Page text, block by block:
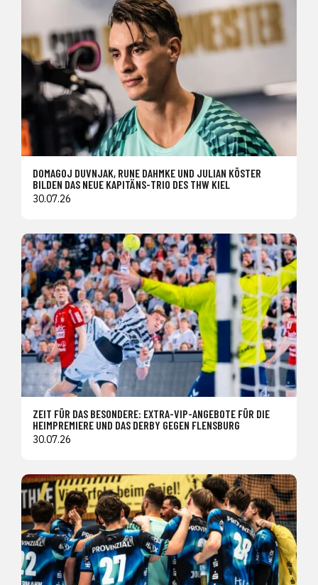
DOMAGOJ DUVNJAK, RUNE DAHMKE UND JULIAN KÖSTER
BILDEN DAS NEUE KAPITÄNS-TRIO DES THW KIEL
30.07.26
ZEIT FÜR DAS BESONDERE: EXTRA-VIP-ANGEBOTE FÜR DIE
HEIMPREMIERE UND DAS DERBY GEGEN FLENSBURG
30.07.26